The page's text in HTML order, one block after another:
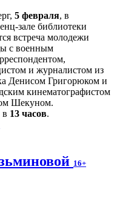
5 февраля, в
зале библиотеки
встреча молодежи
с военным
и журналистом из
Денисом Григорюком и
кинематографистом
Шекуном.
в 13 часов.
16+